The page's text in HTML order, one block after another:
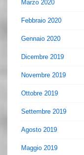
Marzo 2020
Febbraio 2020
Gennaio 2020
Dicembre 2019
Novembre 2019
Ottobre 2019
Settembre 2019
Agosto 2019
Maggio 2019